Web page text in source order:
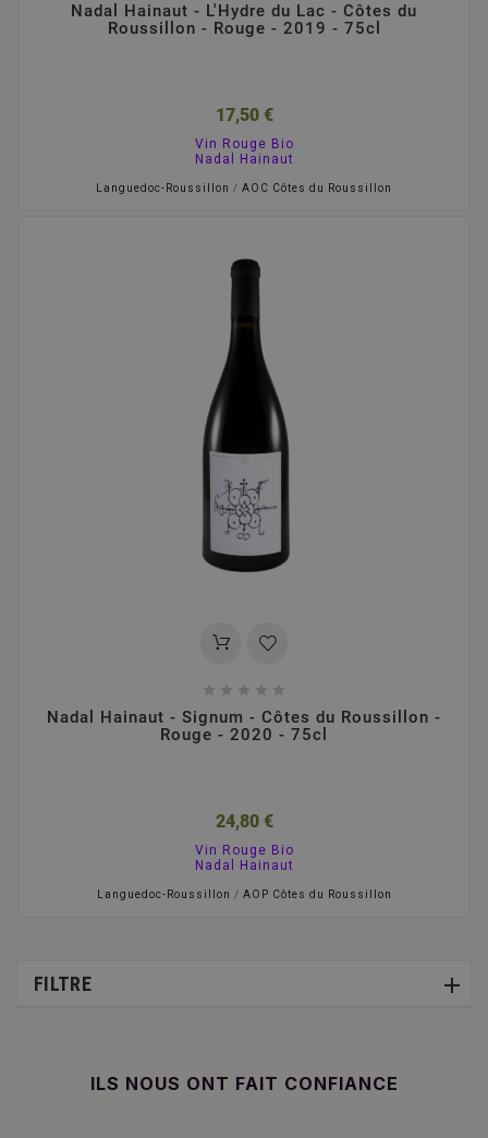
Nadal Hainaut - L'Hydre du Lac - Côtes du
Roussillon - Rouge - 2019 - 75cl
17,50 €
Vin Rouge Bio
Nadal Hainaut
Languedoc-Roussillon / AOC Côtes du Roussillon
    
Nadal Hainaut - Signum - Côtes du Roussillon -
Rouge - 2020 - 75cl
24,80 €
Vin Rouge Bio
Nadal Hainaut
Languedoc-Roussillon / AOP Côtes du Roussillon
FILTRE
ILS NOUS ONT FAIT CONFIANCE